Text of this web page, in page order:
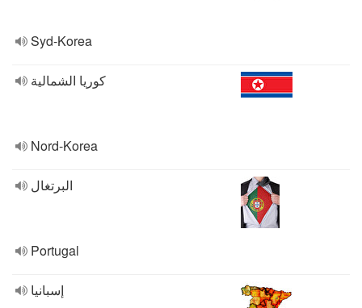
Syd-Korea
كوريا الشمالية
Nord-Korea
البرتغال
Portugal
إسبانيا